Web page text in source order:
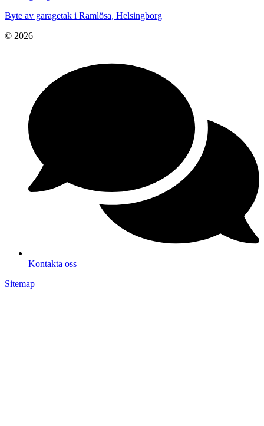
Byte av garagetak i Ramlösa, Helsingborg
© 2026
Kontakta oss
Sitemap